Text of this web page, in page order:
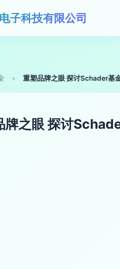
子科技有限公司
> 重塑品牌之眼 探讨Schader基
牌之眼 探讨